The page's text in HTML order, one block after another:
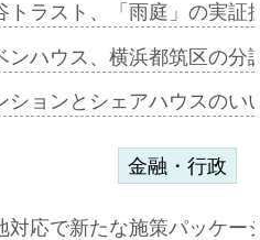
トラスト、「雨庭」の実
ンハウス、横浜都筑区の
ションとシェアハウスの
金融・行政
対応で新たな施策パッケ